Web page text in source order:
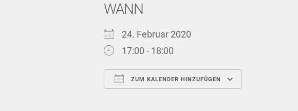
WANN
24. Februar 2020
17:00 - 18:00
ZUM KALENDER HINZUFÜGEN